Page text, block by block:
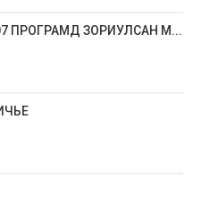
ПРОГРАМД ЗОРИУЛСАН М...